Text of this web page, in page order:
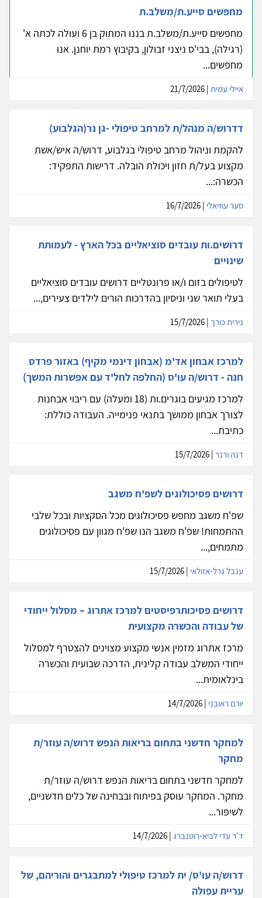
מחפשים סייע.ת/משלב.ת
מחפשים סייע.ת/משלב.ת בננו המתוק בן 6 ועולה לכתה א'
(רגילה), בבי'ס ניצני זבולון, בקיבוץ רמת יוחנן. אנו
מחפשים...
איילי עמית
דדרוש/ה מנהל/ת למרחב טיפולי -גן נר(הגלבוע)
להקמת וניהול מרחב טיפולי בגלבוע, דרוש/ה איש/אשת
מקצוע בעל/ת חזון ויכולת הובלה. דרישות התפקיד:
הכשרה:...
סער עוזיאלי
דרושים.ות עובדים סוציאליים בכל הארץ - לעמותת
שינויים
לטיפולים בזום ו/או פרונטליים דרושים עובדים סוציאליים
בעלי תואר שני וניסיון בהדרכות הורים לילדים צעירים,...
נירית כורך
למרכז אבחון אד'מ (אבחון דינמי מקיף) באזור פרדס
חנה - דרוש/ה עו'ס (החלפה לחל'ד עם אפשרות המשך)
למרכז מגיעים בוגרים.ות (18 ומעלה) עם ריבוי אבחנות
לצורך אבחון ממושך בתנאי פנימייה. העבודה כוללת:
כתיבת...
דנה ורנר
דרושים פסיכולוגים לשפ'ח משגב
שפ'ח משגב מחפש פסיכולוגים מכל הסקציות ובכל שלבי
ההתמחות! שפ'ח משגב הנו שפ'ח מגוון עם פסיכולוגים
מתמחים,...
ענבל גרל-אזולאי
דרושים פסיכותרפיסטים למרכז אתרוג – מסלול ייחודי
של עבודה והכשרה מקצועית
מרכז אתרוג מזמין אנשי מקצוע מצוינים להצטרף למסלול
ייחודי המשלב עבודה קלינית, הדרכה שבועית והכשרה
בינלאומית...
יורם ראובני
למחקר חדשני בתחום בריאות הנפש דרוש/ה עוזר/ת
מחקר
למחקר חדשני בתחום בריאות הנפש דרוש/ה עוזר/ת
מחקר. המחקר עוסק בפיתוח ובבחינה של כלים חדשניים,
לשיפור...
ד'ר עדי לביא-רוטנברג
דרוש/ה עו'ס/ ית למרכז טיפולי למתבגרים והוריהם, של
עריית עפולה